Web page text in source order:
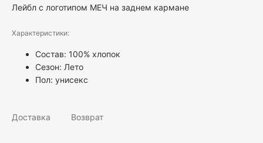
Лейбл с логотипом МЕЧ на заднем кармане
Характеристики:
Состав: 100% хлопок
Сезон: Лето
Пол: унисекс
Доставка Возврат